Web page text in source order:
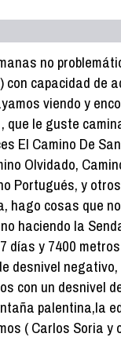
no
con capacidad de
viendo y
que le guste
El Camino De
Olvidado,
Portugués, y
hago cosas que
haciendo la
días y 7400
desnivel
con un desnivel
palentina,la
( Carlos Soria